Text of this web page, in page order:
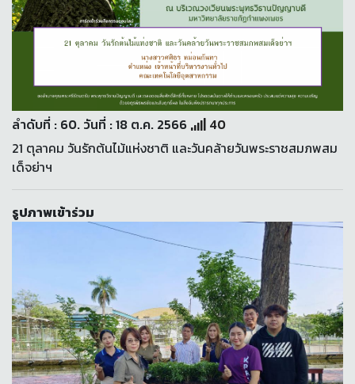
ลำดับที่ : 60. วันที่ : 18 ต.ค. 2566
40
21 ตุลาคม วันรักต้นไม้แห่งชาติ และวันคล้ายวันพระราชสมภพสม
เด็จย่าฯ
รูปภาพเข้าร่วม